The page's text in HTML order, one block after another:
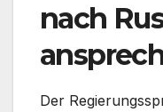
nach
Der